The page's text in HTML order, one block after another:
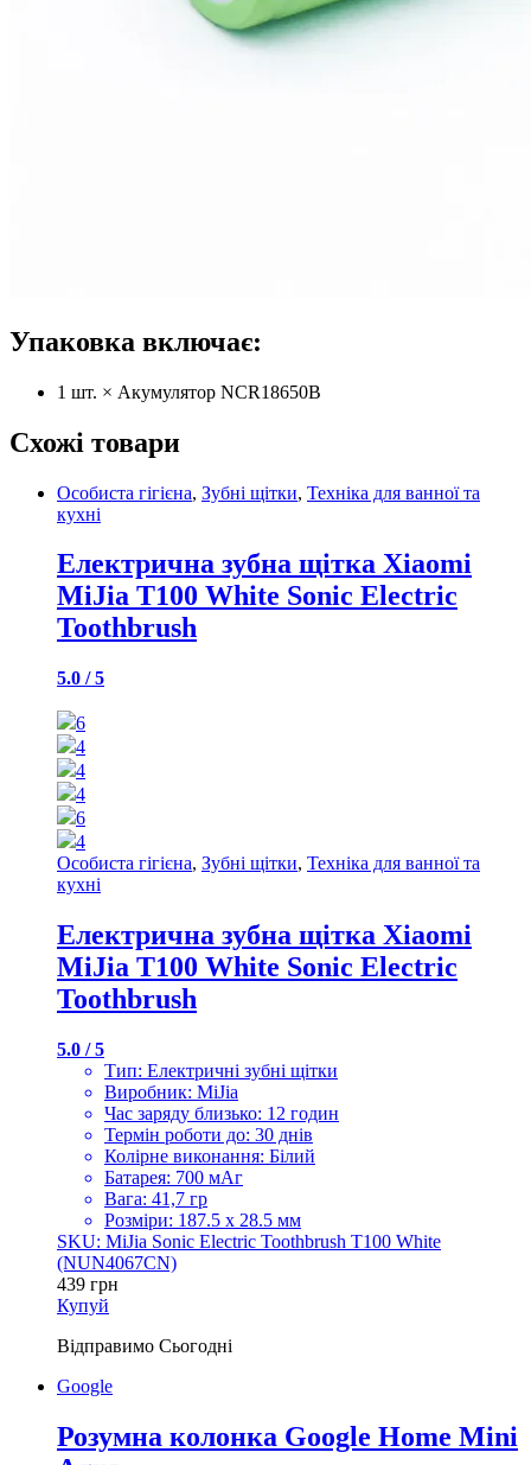
Упаковка включає:
1 шт. × Акумулятор NCR18650B
Схожі товари
Особиста гігієна, Зубні щітки, Техніка для ванної та
кухні
Електрична зубна щітка Xiaomi
MiJia T100 White Sonic Electric
Toothbrush
5.0 / 5
6
4
4
4
6
4
Особиста гігієна, Зубні щітки, Техніка для ванної та
кухні
Електрична зубна щітка Xiaomi
MiJia T100 White Sonic Electric
Toothbrush
5.0 / 5
Тип: Електричні зубні щітки
Виробник: MiJia
Час заряду близько: 12 годин
Термін роботи до: 30 днів
Колірне виконання: Білий
Батарея: 700 мАг
Вага: 41,7 гр
Розміри: 187.5 x 28.5 мм
SKU: MiJia Sonic Electric Toothbrush T100 White
(NUN4067CN)
439 грн
Купуй
Відправимо Сьогодні
Google
Розумна колонка Google Home Mini